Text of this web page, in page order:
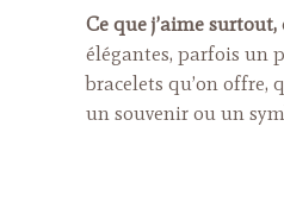
Ce que j’aime
élégantes, parfois un
bracelets qu’on offre,
un souvenir ou un